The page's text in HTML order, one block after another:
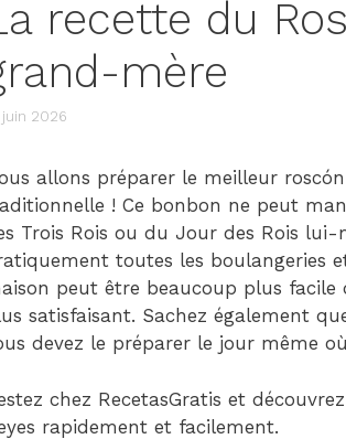
recette du
mère
juin 2026
allons préparer le meilleur
! Ce bonbon ne peut
Trois Rois ou du Jour des Rois
toutes les boulangeries
peut être beaucoup plus
satisfaisant. Sachez également
devez le préparer le jour même
chez RecetasGratis et
rapidement et facilement.